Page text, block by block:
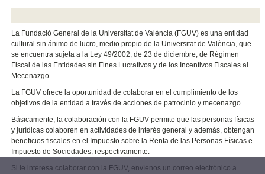
La Fundació General de la Universitat de València (FGUV) es una entidad
cultural sin ánimo de lucro, medio propio de la Universitat de València, que
se encuentra sujeta a la Ley 49/2002, de 23 de diciembre, de Régimen
Fiscal de las Entidades sin Fines Lucrativos y de los Incentivos Fiscales al
Mecenazgo.
La FGUV ofrece la oportunidad de colaborar en el cumplimiento de los
objetivos de la entidad a través de acciones de patrocinio y mecenazgo.
Básicamente, la colaboración con la FGUV permite que las personas físicas
y jurídicas colaboren en actividades de interés general y además, obtengan
beneficios fiscales en el Impuesto sobre la Renta de las Personas Físicas e
Impuesto de Sociedades, respectivamente.
Si le interesa colaborar con la FGUV, envíenos un correo electrónico a